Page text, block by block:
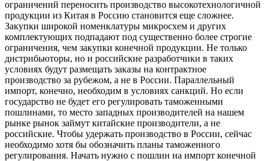
ограничений переносить производство высокотехнологичной
продукции из Китая в Россию становится еще сложнее.
Закупки широкой номенклатуры микросхем и других
комплектующих подпадают под существенно более строгие
ограничения, чем закупки конечной продукции. Не только
дистрибьюторы, но и российские разработчики в таких
условиях будут размещать заказы на контрактное
производство за рубежом, а не в России. Параллельный
импорт, конечно, необходим в условиях санкций. Но если
государство не будет его регулировать таможенными
пошлинами, то место западных производителей на нашем
рынке рынок займут китайские производители, а не
российские. Чтобы удержать производство в России, сейчас
необходимо хотя бы обозначить планы таможенного
регулирования. Начать нужно с пошлин на импорт конечной